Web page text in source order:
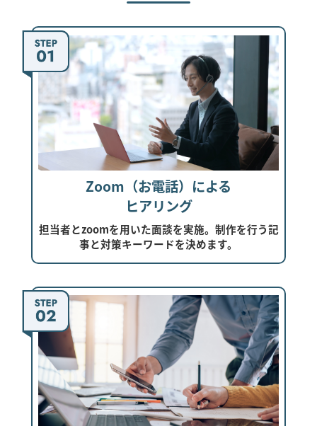
Zoom（お電話）による
ヒアリング
担当者とzoomを用いた面談を実施。制作を行う記
事と対策キーワードを決めます。